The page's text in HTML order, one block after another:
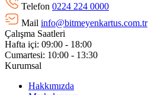
Telefon 0224 224 0000
Mail info@bitmeyenkartus.com.tr
Çalışma Saatleri
Hafta içi: 09:00 - 18:00
Cumartesi: 10:00 - 13:30
Kurumsal
Hakkımızda